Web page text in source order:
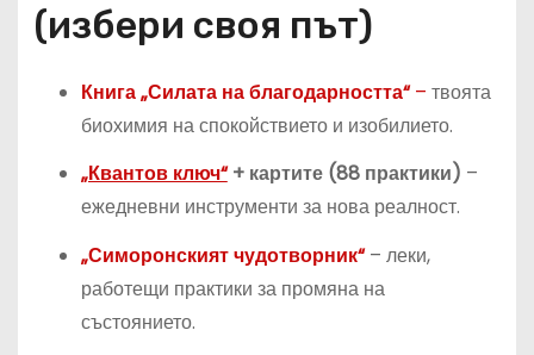
(избери своя път)
Книга „Силата на благодарността“– твоята
биохимия на спокойствието и изобилието.
„Квантов ключ“+ картите (88 практики) –
ежедневни инструменти за нова реалност.
„Симоронският чудотворник“ – леки,
работещи практики за промяна на
състоянието.